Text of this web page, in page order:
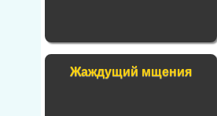
Жаждущий мщения